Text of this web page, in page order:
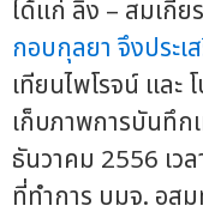
ได้แก่ ลิง – สมเกี
กอบกุลยา จึงประเ
เทียนไพโรจน์ และ
เก็บภาพการบันทึก
ธันวาคม 2556 เว
ที่ทำการ บมจ. อส